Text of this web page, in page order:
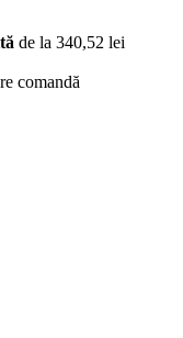
de la 340,52 lei
comandă